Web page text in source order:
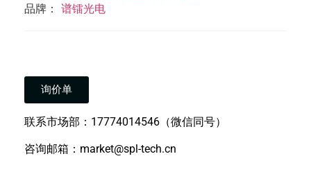
品牌： 谱镭光电
询价单
联系市场部：17774014546（微信同号）
咨询邮箱：market@spl-tech.cn